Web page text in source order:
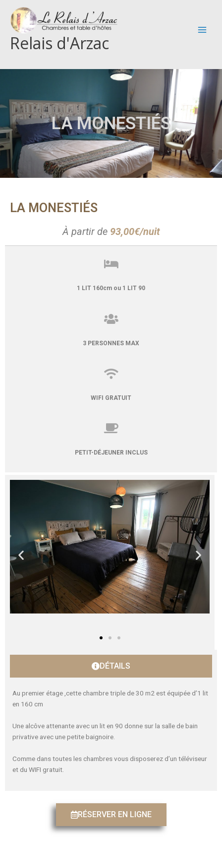
contenu
Relais d'Arzac
LA MONESTIÉS
LA MONESTIÉS
À partir de 93,00€/nuit
1 LIT 160cm ou 1 LIT 90
3 PERSONNES MAX
WIFI GRATUIT
PETIT-DÉJEUNER INCLUS
DÉTAILS
Au premier étage ,cette chambre triple de 30 m2 est équipée d’1 lit
en 160 cm
Une alcôve attenante avec un lit en 90 donne sur la salle de bain
privative avec une petite baignoire.
Comme dans toutes les chambres vous disposerez d’un téléviseur
et du WIFI gratuit.
RÉSERVER EN LIGNE